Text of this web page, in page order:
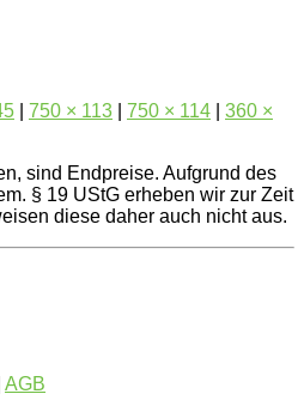
750 × 113 750 × 114
360 ×
sind Endpreise. Aufgrund des
§ 19 UStG erheben wir zur Zeit
diese daher auch nicht aus.
AGB